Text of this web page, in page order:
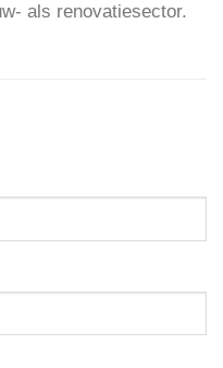
als renovatiesector.